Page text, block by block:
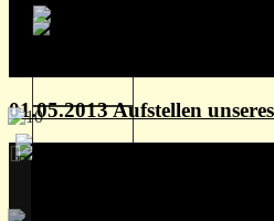
01.05.2013 Aufstellen